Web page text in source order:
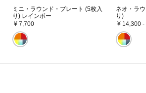
ミニ・ラウンド・プレート (5枚入
り) レインボー
¥ 7,700
ネオ・ラ
り)
¥ 14,300 -